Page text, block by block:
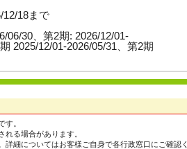
12/18まで
06/30、第2期: 2026/12/01-
2025/12/01-2026/05/31、第2期
す。
る場合があります。
細についてはお客様ご自身で各行政窓口にご確認く